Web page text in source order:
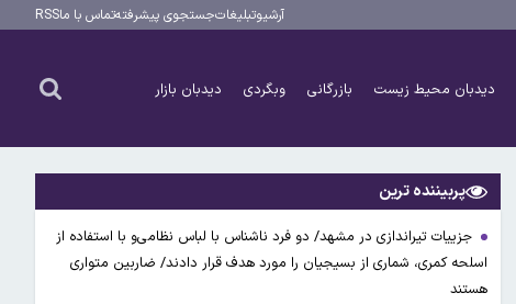
آرشیوتبلیغاتجستجوی پیشرفتهتماس با ماRSS
دیدبان محیط زیست بازرگانی وبگردی دیدبان بازار
پربیننده ترین
جزییات تیراندازی در مشهد/ دو فرد ناشناس با لباس نظامی‌و با استفاده از
اسلحه کمری، شماری از بسیجیان را مورد هدف قرار دادند/ ضاربین متواری
هستند